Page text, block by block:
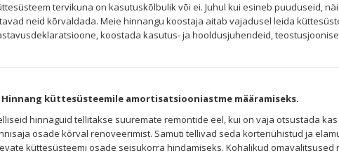
tervikuna on kasutuskõlbulik või ei. Juhul kui esineb puuduseid,
neid kõrvaldada. Meie hinnangu koostaja aitab vajadusel leida
koostada kasutus- ja hooldusjuhendeid,
Hinnang küttesüsteemile amortisatsiooniastme määramiseks.
hinnaguid tellitakse suuremate remontide eel, kui on vaja otsustada
osade kõrval renoveerimist. Samuti tellivad seda korteriühistud ja
küttesüsteemi osade seisukorra hindamiseks. Kohalikud omavalitsused